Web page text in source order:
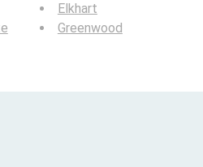
Elkhart
Greenwood